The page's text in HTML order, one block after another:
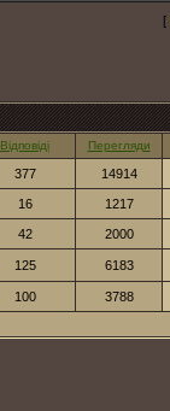
[
Відповіді Перегляди
377 14914
16 1217
42 2000
125 6183
100 3788